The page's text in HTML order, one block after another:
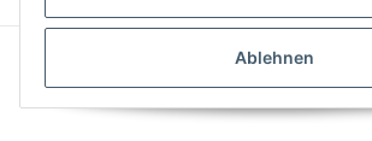
Ablehnen
© Audiolith International GmbH